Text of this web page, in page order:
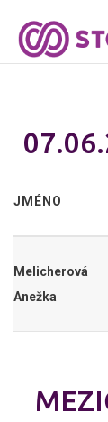
JMÉNO
Melicherová
Anežka